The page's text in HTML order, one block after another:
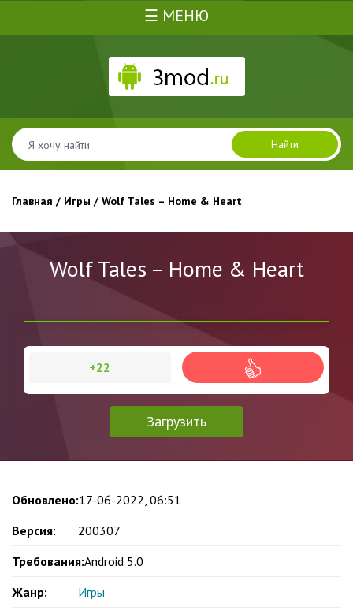
☰ МЕНЮ
Найти
Главная / Игры / Wolf Tales – Home & Heart
Wolf Tales – Home & Heart
Загрузить
+22
Обновлено:17-06-2022, 06:51
Версия:
200307
Требования:Android 5.0
Жанр:
Игры